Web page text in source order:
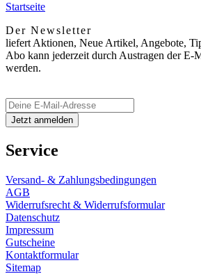
Startseite
Der Newsletter
liefert Aktionen, Neue Artikel, Angebote,
Abo kann jederzeit durch Austragen der E-
werden.
Service
Versand- & Zahlungsbedingungen
AGB
Widerrufsrecht & Widerrufsformular
Datenschutz
Impressum
Gutscheine
Kontaktformular
Sitemap